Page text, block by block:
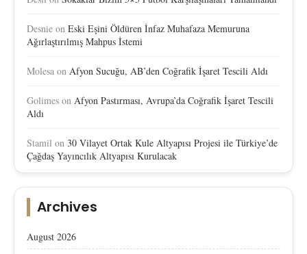
Desnie on Eski Eşini Öldüren İnfaz Muhafaza Memuruna
Ağırlaştırılmış Mahpus İstemi
Molesa on Afyon Sucuğu, AB’den Coğrafik İşaret Tescili Aldı
Golimes on Afyon Pastırması, Avrupa’da Coğrafik İşaret Tescili
Aldı
Stamil on 30 Vilayet Ortak Kule Altyapısı Projesi ile Türkiye’de
Çağdaş Yayıncılık Altyapısı Kurulacak
Archives
August 2026